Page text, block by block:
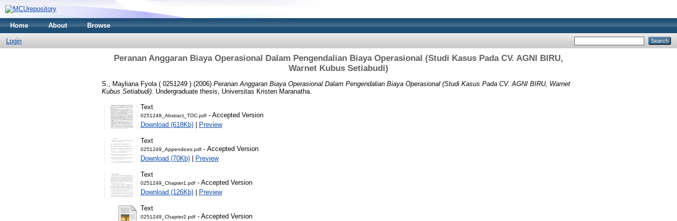
Home About Browse
Login
Peranan Anggaran Biaya Operasional Dalam Pengendalian Biaya Operasional (Studi Kasus Pada CV. AGNI BIRU,
Warnet Kubus Setiabudi)
S., Mayliana Fyola ( 0251249 )(2006) Peranan Anggaran Biaya Operasional Dalam Pengendalian Biaya Operasional (Studi Kasus Pada CV. AGNI BIRU, Warnet
Kubus Setiabudi). Undergraduate thesis, Universitas Kristen Maranatha.
Text
0251249_Abstract_TOC.pdf- Accepted Version
Download (618Kb)| Preview
Text
0251249_Appendices.pdf- Accepted Version
Download (70Kb)| Preview
Text
0251249_Chapter1.pdf- Accepted Version
Download (126Kb)| Preview
Text
0251249_Chapter2.pdf- Accepted Version